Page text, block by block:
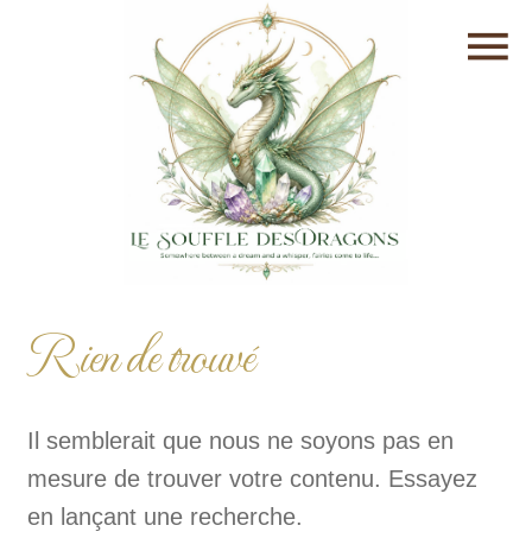
Rien de trouvé
Il semblerait que nous ne soyons pas en
mesure de trouver votre contenu. Essayez
en lançant une recherche.